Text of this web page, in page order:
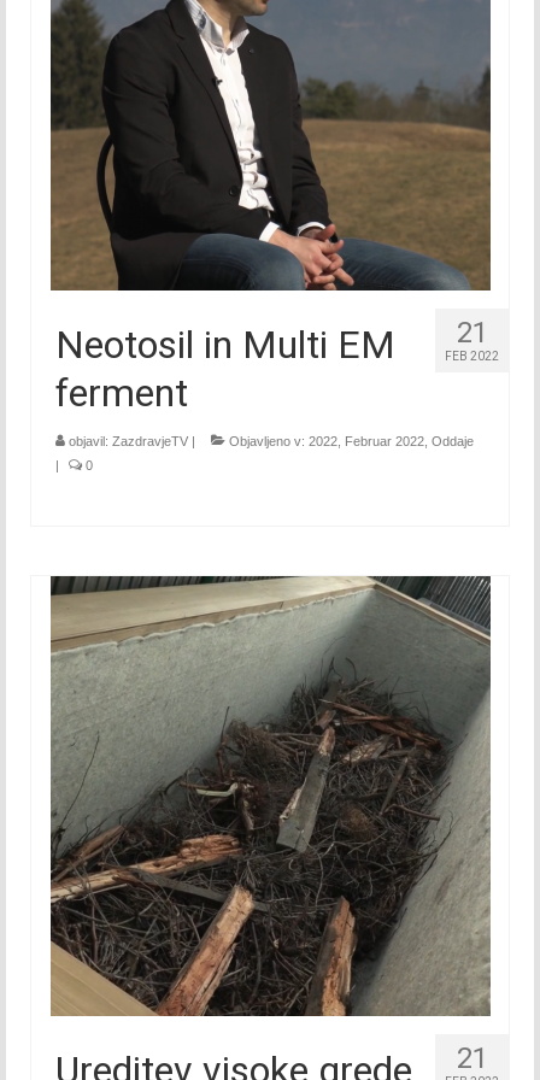
Maj 2018
Junij 2018
Julij 2018
September 2018
Oktober 2018
November 2018
December 2018
2019
Marec 2019
April 2019
Maj 2019
Junij 2019
Julij 2019
Avgust 2019
September 2019
Oktober 2019
November 2019
21
FEB 2022
Neotosil in Multi EM
ferment
objavil: ZazdravjeTV | Objavljeno v: 2022 Februar 2022 Oddaje
|
0
21
Ureditev visoke grede